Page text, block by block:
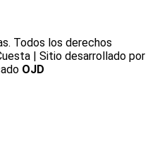
Todos los derechos
| Sitio desarrollado por
OJD